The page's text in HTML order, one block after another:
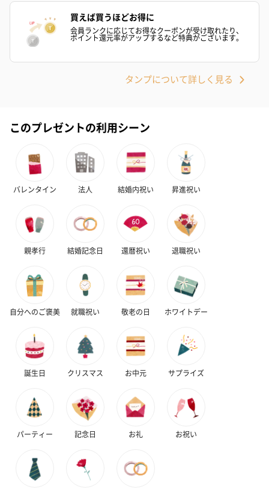
花束ハンドタオル（ブ
花束ハンドタ
キャンドル・お香
キャンドル・お香を同梱してお届けいたします。
フラッグカプセル：イ
ンセンススティック
（END）（880円）
フラッグカプセル：イ
ンセンススティック
（St.OSMANTHUS）
お酒
※20歳未満の方への酒類の販売はいたしません。
買えば買うほどお得に
会員ランクに応じてお得なクーポンが受け取れたり、
ポイント還元率がアップするなど特典がございます。
タンプについて詳しく見る
このプレゼントの利用シーン
バレンタイン 法人 結婚内祝い 昇進祝い
親孝行 結婚記念日 還暦祝い 退職祝い
自分へのご褒美 就職祝い 敬老の日 ホワイトデー
誕生日 クリスマス お中元 サプライズ
パーティー 記念日 お礼 お祝い